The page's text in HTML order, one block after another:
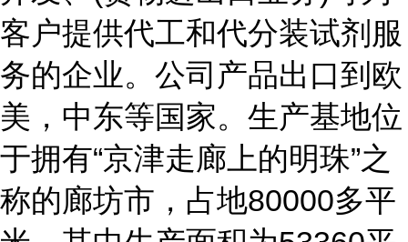
客户提供代工和代分装试剂服
务的企业。公司产品出口到欧
美，中东等国家。生产基地位
于拥有“京津走廊上的明珠”之
称的廊坊市，占地80000多平